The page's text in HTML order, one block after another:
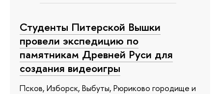
Студенты Питерской Вышки
провели экспедицию по
памятникам Древней Руси для
создания видеоигры
Псков, Изборск, Выбуты, Рюриково городище и